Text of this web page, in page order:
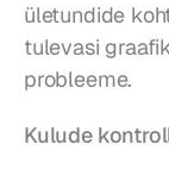
ületundide
tulevasi
probleeme.
Kulude